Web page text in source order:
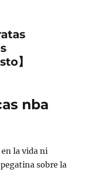
】
nba
la vida ni
sobre la